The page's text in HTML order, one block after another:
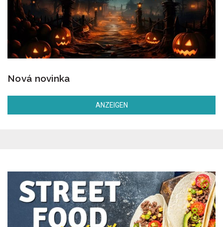
Nová novinka
ANZEIGEN